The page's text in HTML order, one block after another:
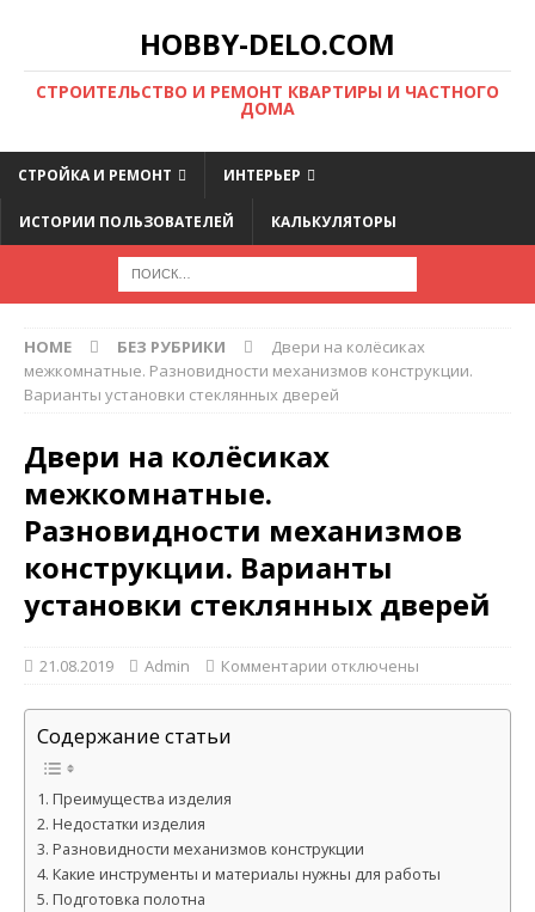
HOBBY-DELO.COM
CТРОИТЕЛЬСТВО И РЕМОНТ КВАРТИРЫ И ЧАСТНОГО
ДОМА
СТРОЙКА И РЕМОНТ ИНТЕРЬЕР
ИСТОРИИ ПОЛЬЗОВАТЕЛЕЙ КАЛЬКУЛЯТОРЫ
HOME БЕЗ РУБРИКИ
Двери на колёсиках
межкомнатные. Разновидности механизмов конструкции.
Варианты установки стеклянных дверей
Двери на колёсиках
межкомнатные.
Разновидности механизмов
конструкции. Варианты
установки стеклянных дверей
21.08.2019 Admin Комментарии отключены
Содержание статьи
Преимущества изделия
Недостатки изделия
Разновидности механизмов конструкции
Какие инструменты и материалы нужны для работы
Подготовка полотна